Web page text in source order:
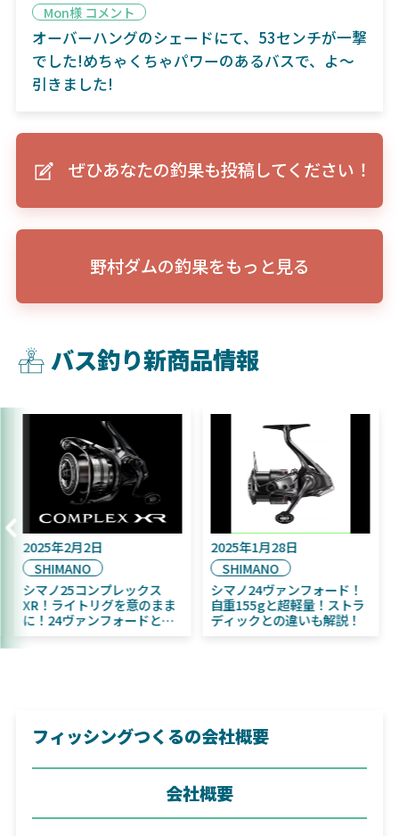
Mon様 コメント
オーバーハングのシェードにて、53センチが一撃
でした!めちゃくちゃパワーのあるバスで、よ〜
引きました!
ぜひあなたの釣果も投稿してください！
野村ダムの釣果をもっと見る
バス釣り新商品情報
年9月16日
DAIWA
年11月発売予定！
ふく魚／ちびふく魚
ッグベイト初心者にお
2025年2月2日
SHIMANO
シマノ25コンプレックス
XR！ライトリグを意のまま
に！24ヴァンフォードとの
フィッシングつくるの会社概要
会社概要